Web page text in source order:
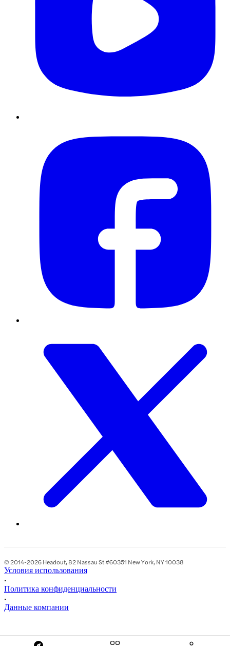
© 2014-2026 Headout, 82 Nassau St #60351 New York, NY 10038
Условия использования
•
Политика конфиденциальности
•
Данные компании